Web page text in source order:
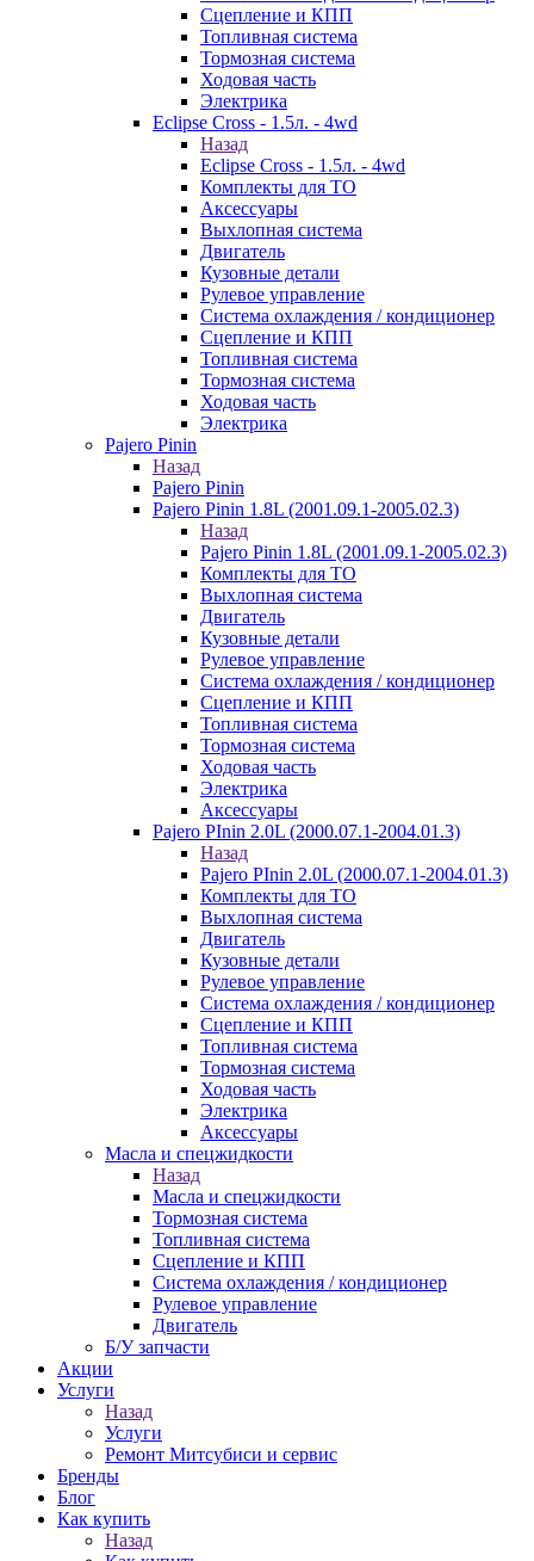
Сцепление и КПП
Топливная система
Тормозная система
Ходовая часть
Электрика
Eclipse Cross - 1.5л. - 4wd
Назад
Eclipse Cross - 1.5л. - 4wd
Комплекты для ТО
Аксессуары
Выхлопная система
Двигатель
Кузовные детали
Рулевое управление
Система охлаждения / кондиционер
Сцепление и КПП
Топливная система
Тормозная система
Ходовая часть
Электрика
Pajero Pinin
Назад
Pajero Pinin
Pajero Pinin 1.8L (2001.09.1-2005.02.3)
Назад
Pajero Pinin 1.8L (2001.09.1-2005.02.3)
Комплекты для ТО
Выхлопная система
Двигатель
Кузовные детали
Рулевое управление
Система охлаждения / кондиционер
Сцепление и КПП
Топливная система
Тормозная система
Ходовая часть
Электрика
Аксессуары
Pajero PInin 2.0L (2000.07.1-2004.01.3)
Назад
Pajero PInin 2.0L (2000.07.1-2004.01.3)
Комплекты для ТО
Выхлопная система
Двигатель
Кузовные детали
Рулевое управление
Система охлаждения / кондиционер
Сцепление и КПП
Топливная система
Тормозная система
Ходовая часть
Электрика
Аксессуары
Масла и спецжидкости
Назад
Масла и спецжидкости
Тормозная система
Топливная система
Сцепление и КПП
Система охлаждения / кондиционер
Рулевое управление
Двигатель
Б/У запчасти
Акции
Услуги
Назад
Услуги
Ремонт Митсубиси и сервис
Бренды
Блог
Как купить
Назад